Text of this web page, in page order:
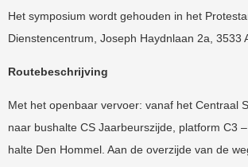
Het symposium wordt gehouden in het
Dienstencentrum, Joseph Haydnlaan 2a, 3533
Routebeschrijving
Met het openbaar vervoer: vanaf het Centraal
naar bushalte CS Jaarbeurszijde, platform C3
halte Den Hommel. Aan de overzijde van de